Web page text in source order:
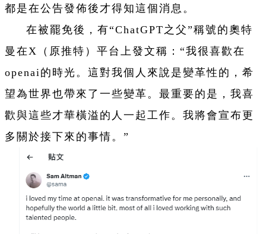
都是在公告發佈後才得知這個消息。
在被罷免後，有“ChatGPT之父”稱號的奧特
曼在X（原推特）平台上發文稱：“我很喜歡在
openai的時光。這對我個人來說是變革性的，希
望為世界也帶來了一些變革。最重要的是，我喜
歡與這些才華橫溢的人一起工作。我將會宣布更
多關於接下來的事情。”